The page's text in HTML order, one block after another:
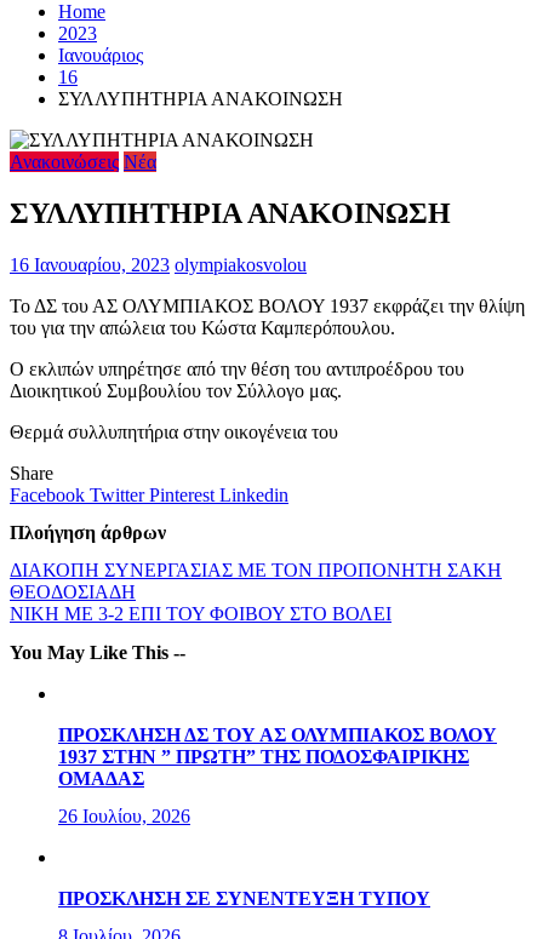
Home
2023
Ιανουάριος
16
ΣΥΛΛΥΠΗΤΗΡΙΑ ΑΝΑΚΟΙΝΩΣΗ
Ανακοινώσεις Νέα
ΣΥΛΛΥΠΗΤΗΡΙΑ ΑΝΑΚΟΙΝΩΣΗ
16 Ιανουαρίου, 2023 olympiakosvolou
Το ΔΣ του ΑΣ ΟΛΥΜΠΙΑΚΟΣ ΒΟΛΟΥ 1937 εκφράζει την θλίψη
του για την απώλεια του Κώστα Καμπερόπουλου.
Ο εκλιπών υπηρέτησε από την θέση του αντιπροέδρου του
Διοικητικού Συμβουλίου τον Σύλλογο μας.
Θερμά συλλυπητήρια στην οικογένεια του
Share
Facebook TwitterPinterest Linkedin
Πλοήγηση άρθρων
ΔΙΑΚΟΠΗ ΣΥΝΕΡΓΑΣΙΑΣ ΜΕ ΤΟΝ ΠΡΟΠΟΝΗΤΗ ΣΑΚΗ
ΘΕΟΔΟΣΙΑΔΗ
ΝΙΚΗ ΜΕ 3-2 ΕΠΙ ΤΟΥ ΦΟΙΒΟΥ ΣΤΟ ΒΟΛΕΙ
You May Like This --
ΠΡΟΣΚΛΗΣΗ ΔΣ ΤΟΥ ΑΣ ΟΛΥΜΠΙΑΚΟΣ ΒΟΛΟΥ
1937 ΣΤΗΝ ” ΠΡΩΤΗ” ΤΗΣ ΠΟΔΟΣΦΑΙΡΙΚΗΣ
ΟΜΑΔΑΣ
26 Ιουλίου, 2026
ΠΡΟΣΚΛΗΣΗ ΣΕ ΣΥΝΕΝΤΕΥΞΗ ΤΥΠΟΥ